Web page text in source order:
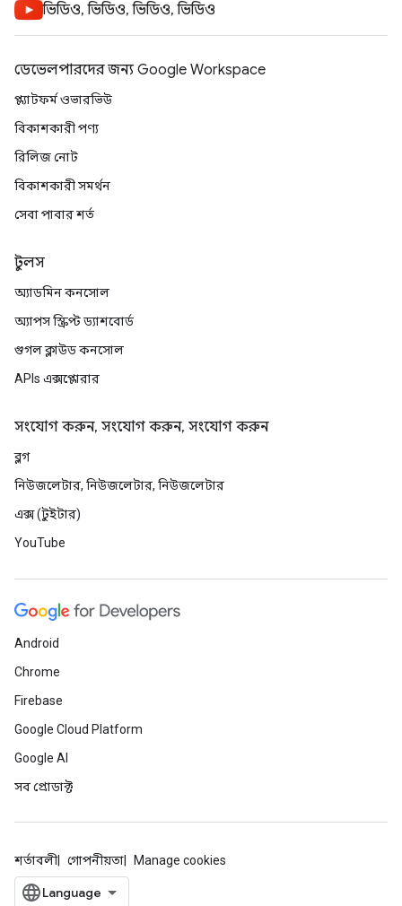
ভিডিও, ভিডিও, ভিডিও, ভিডিও
ডেভেলপারদের জন্য Google Workspace
প্ল্যাটফর্ম ওভারভিউ
বিকাশকারী পণ্য
রিলিজ নোট
বিকাশকারী সমর্থন
সেবা পাবার শর্ত
টুলস
অ্যাডমিন কনসোল
অ্যাপস স্ক্রিপ্ট ড্যাশবোর্ড
গুগল ক্লাউড কনসোল
APIs এক্সপ্লোরার
সংযোগ করুন, সংযোগ করুন, সংযোগ করুন
ব্লগ
নিউজলেটার, নিউজলেটার, নিউজলেটার
এক্স (টুইটার)
YouTube
Android
Chrome
Firebase
Google Cloud Platform
Google AI
সব প্রোডাক্ট
শর্তাবলী গোপনীয়তা Manage cookies